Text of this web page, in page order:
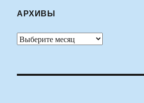
АРХИВЫ
Архивы